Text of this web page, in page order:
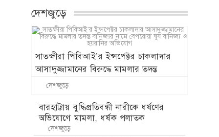
দেশজুড়ে
সাতক্ষীরা পিবিআই’র ইন্সপেক্টর চাকলাদার
আসাদুজ্জামানের বিরুদ্ধে মামলার তদন্ত
বানিজ্যর নামে বেপরোয়া ঘুষ বানিজ্য ও
দেশজুড়ে
বারহাট্টায় বুদ্ধিপ্রতিবন্ধী নারীকে ধর্ষণের
অভিযোগে মামলা, ধর্ষক পলাতক
দেশজুড়ে